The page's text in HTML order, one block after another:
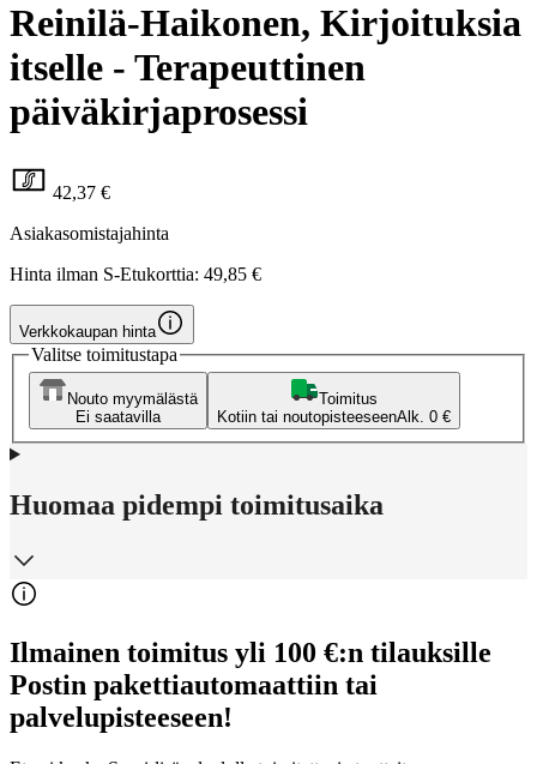
Reinilä-Haikonen, Kirjoituksia
itselle - Terapeuttinen
päiväkirjaprosessi
42,37 €
Asiakasomistajahinta
Hinta ilman S-Etukorttia: 49,85 €
Verkkokaupan hinta
Valitse toimitustapa
Nouto myymälästä
Ei saatavilla
Toimitus
Kotiin tai noutopisteeseenAlk. 0 €
Huomaa pidempi toimitusaika
Ilmainen toimitus yli 100 €:n tilauksille
Postin pakettiautomaattiin tai
palvelupisteeseen!